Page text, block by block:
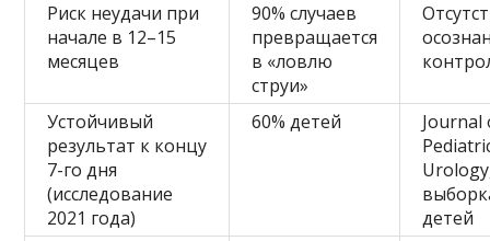
Риск неудачи при
начале в 12–15
месяцев
90% случаев
превращается
в «ловлю
струи»
Устойчивый
результат к концу
7-го дня
(исследование
2021 года)
60% детей
Journal
детей